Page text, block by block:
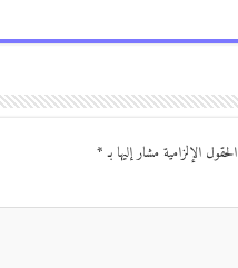
الحقول الإلزامية مشار إليها بـ*